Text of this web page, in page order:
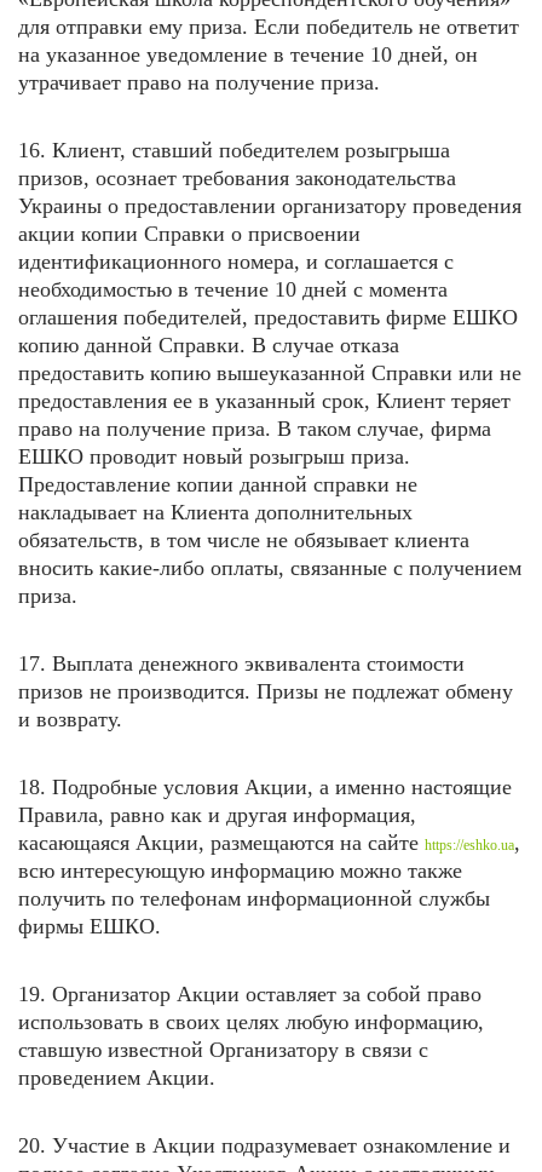
для отправки ему приза. Если победитель не ответит
на указанное уведомление в течение 10 дней, он
утрачивает право на получение приза.
16. Клиент, ставший победителем розыгрыша
призов, осознает требования законодательства
Украины о предоставлении организатору проведения
акции копии Справки о присвоении
идентификационного номера, и соглашается с
необходимостью в течение 10 дней с момента
оглашения победителей, предоставить фирме ЕШКО
копию данной Справки. В случае отказа
предоставить копию вышеуказанной Справки или не
предоставления ее в указанный срок, Клиент теряет
право на получение приза. В таком случае, фирма
ЕШКО проводит новый розыгрыш приза.
Предоставление копии данной справки не
накладывает на Клиента дополнительных
обязательств, в том числе не обязывает клиента
вносить какие-либо оплаты, связанные с получением
приза.
17. Выплата денежного эквивалента стоимости
призов не производится. Призы не подлежат обмену
и возврату.
18. Подробные условия Акции, а именно настоящие
Правила, равно как и другая информация,
касающаяся Акции, размещаются на сайте https://eshko.ua,
всю интересующую информацию можно также
получить по телефонам информационной службы
фирмы ЕШКО.
19. Организатор Акции оставляет за собой право
использовать в своих целях любую информацию,
ставшую известной Организатору в связи с
проведением Акции.
20. Участие в Акции подразумевает ознакомление и